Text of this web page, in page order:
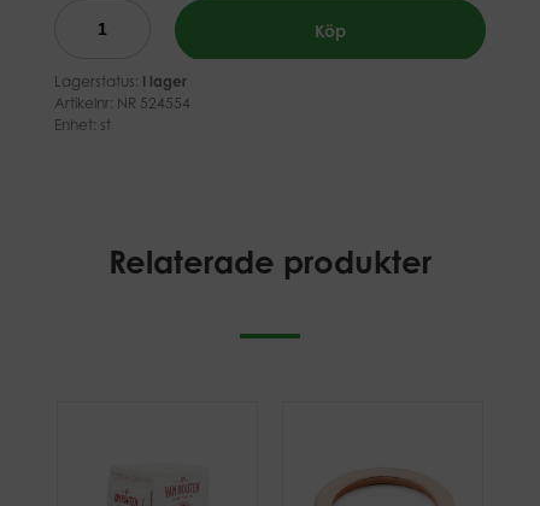
Köp
Lagerstatus: I lager
Artikelnr: NR 524554
Enhet: st
Relaterade produkter